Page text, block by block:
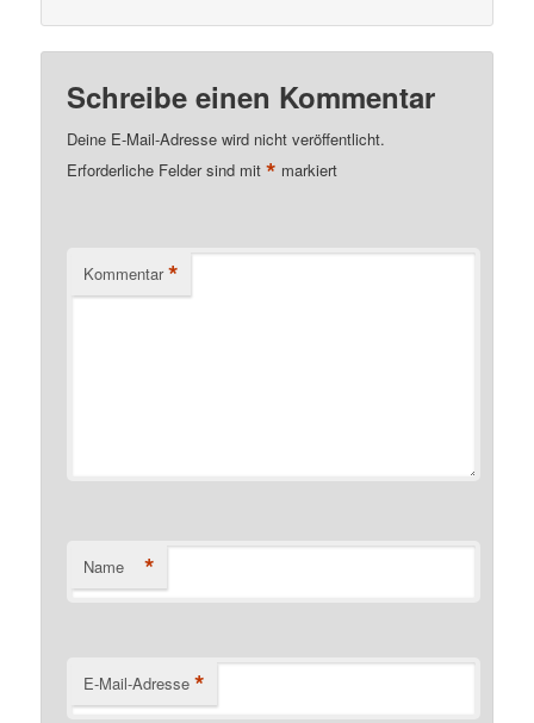
Schreibe einen Kommentar
Deine E-Mail-Adresse wird nicht veröffentlicht.
Erforderliche Felder sind mit* markiert
Kommentar *
Name *
E-Mail-Adresse *